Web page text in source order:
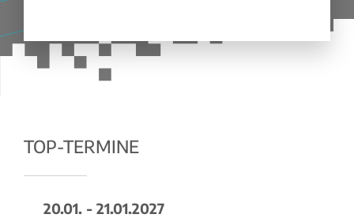
TOP-TERMINE
20.01. - 21.01.2027